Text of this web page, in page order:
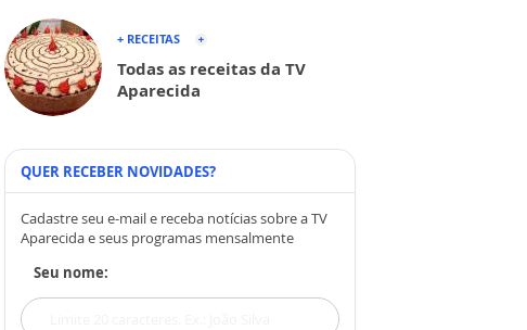
+ RECEITAS
Todas as receitas da TV
Aparecida
QUER RECEBER NOVIDADES?
Cadastre seu e-mail e receba notícias sobre a TV
Aparecida e seus programas mensalmente
Seu nome: